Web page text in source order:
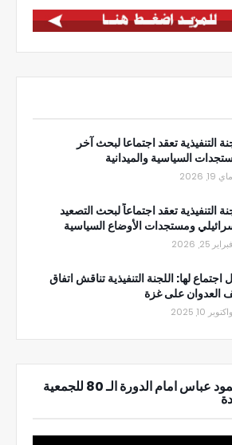
التنفيذية تعقد اجتماعا لبحث آخر
السياسية والميدانية
ماي 19, 2026
التنفيذية تعقد اجتماعاً لبحث التصعيد
ومستجدات الأوضاع السياسية
فبراير 25, 2026
اجتماع لها: اللجنة التنفيذية تناقش اتفاق
العدوان على غزة
واكتوبر 10, 2025
خطاب الرئيس محمود عباس امام الدورة الـ 80 للجمعية